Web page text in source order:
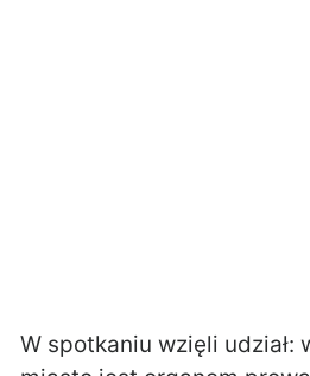
W spotkaniu wzięli udział: